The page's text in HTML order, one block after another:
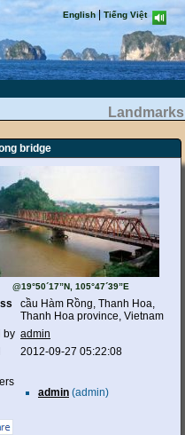
English| Tiếng Việt
Landmarks
bridge
@19°50´17”N, 105°47´39”E
cầu Hàm Rồng, Thanh Hoa,
Thanh Hoa province, Vietnam
by admin
2012-09-27 05:22:08
admin (admin)